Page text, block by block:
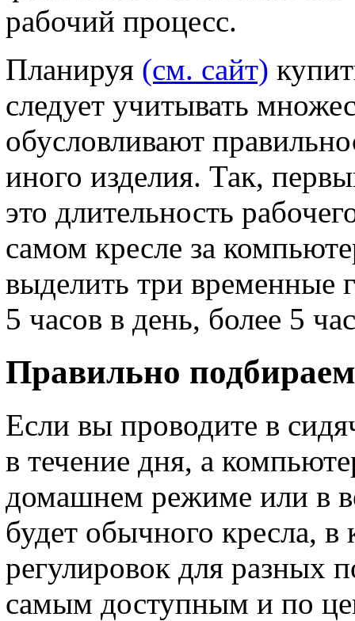
рабочий процесс.
Планируя (см. сайт)
следует учитывать
обусловливают
иного изделия. Так,
это длительность
самом кресле за
выделить три временные
5 часов в день, более 5
Правильно
Если вы проводите в
в течение дня, а
домашнем режиме или в
будет обычного кресла,
регулировок для разных
самым доступным и по